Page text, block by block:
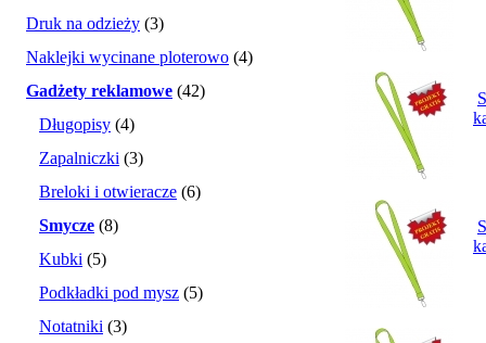
Druk na odzieży (3)
Naklejki wycinane ploterowo (4)
Gadżety reklamowe (42)
Długopisy (4)
Zapalniczki (3)
Breloki i otwieracze (6)
Smycze (8)
Kubki (5)
Podkładki pod mysz (5)
Notatniki (3)